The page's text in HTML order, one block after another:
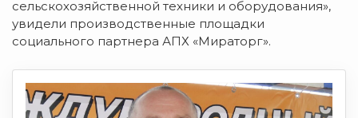
сельскохозяйственной техники и оборудования»,
увидели производственные площадки
социального партнера АПХ «Мираторг».